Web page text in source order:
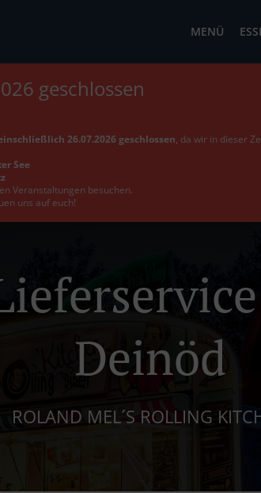
MENÜ
geschlossen
26.07.2026 geschlossen, da wir in dieser
See
Veranstaltungen besuchen.
uns auf euch!
Deinöd
ROLAND MEL´S ROLLING